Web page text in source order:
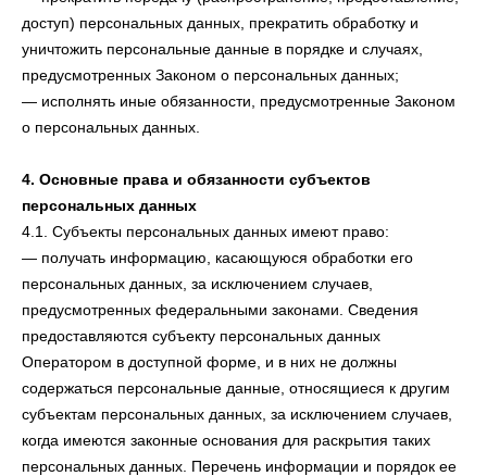
доступ) персональных данных, прекратить обработку и
уничтожить персональные данные в порядке и случаях,
предусмотренных Законом о персональных данных;
— исполнять иные обязанности, предусмотренные Законом
о персональных данных.
4. Основные права и обязанности субъектов
персональных данных
4.1. Субъекты персональных данных имеют право:
— получать информацию, касающуюся обработки его
персональных данных, за исключением случаев,
предусмотренных федеральными законами. Сведения
предоставляются субъекту персональных данных
Оператором в доступной форме, и в них не должны
содержаться персональные данные, относящиеся к другим
субъектам персональных данных, за исключением случаев,
когда имеются законные основания для раскрытия таких
персональных данных. Перечень информации и порядок ее